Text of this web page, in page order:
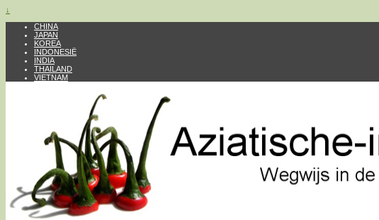
↓
CHINA
JAPAN
KOREA
INDONESIË
INDIA
THAILAND
VIETNAM